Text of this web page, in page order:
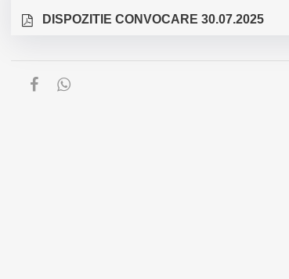
DISPOZITIE CONVOCARE 30.07.2025